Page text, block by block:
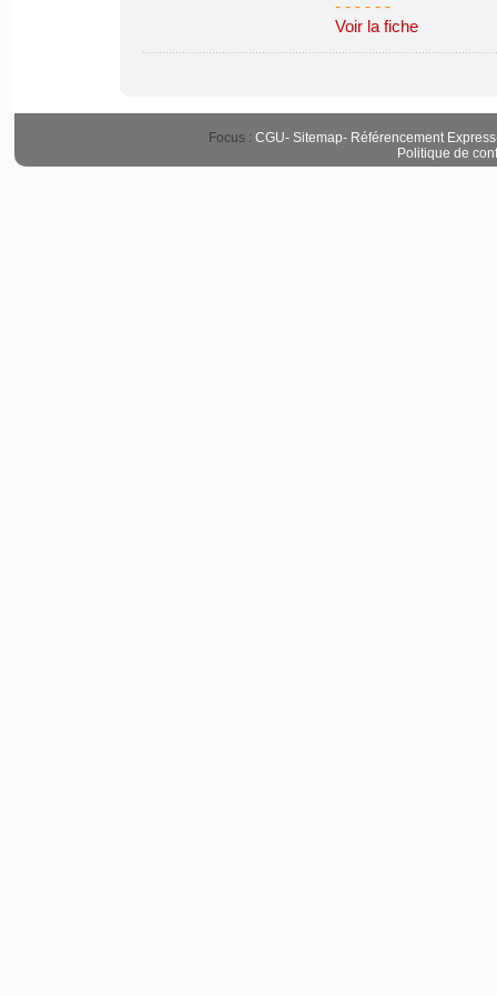
- - - - --
Voir la fiche
Focus : CGU- Sitemap- Référencement Express
Politique de